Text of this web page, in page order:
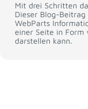
Mit drei Schritten
Dieser Blog-
WebParts
einer Seite in Form
darstellen kann.